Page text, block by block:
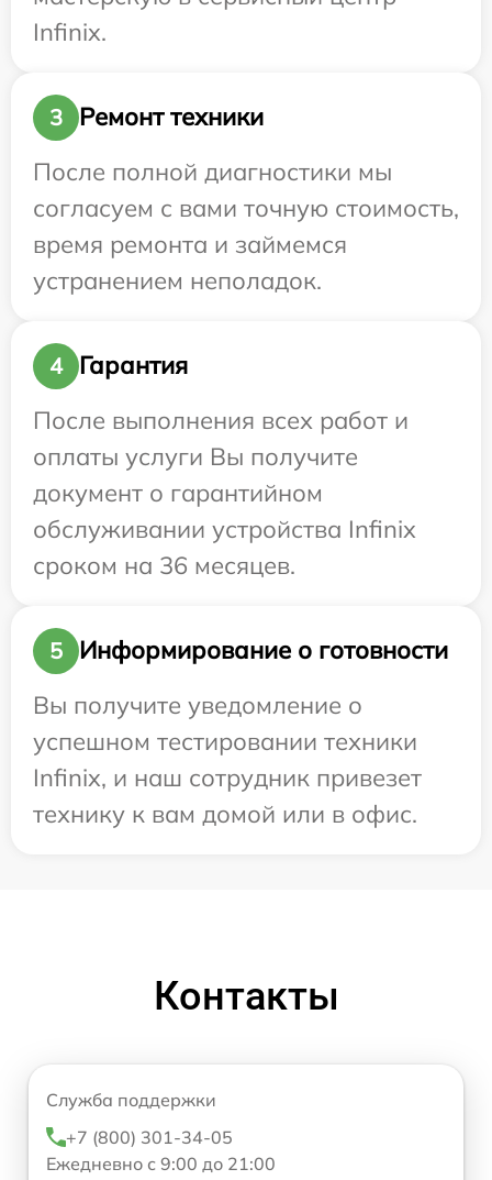
Infinix.
3
Ремонт техники
После полной диагностики мы
согласуем с вами точную стоимость,
время ремонта и займемся
устранением неполадок.
4
Гарантия
После выполнения всех работ и
оплаты услуги Вы получите
документ о гарантийном
обслуживании устройства Infinix
сроком на 36 месяцев.
5
Информирование о готовности
Вы получите уведомление о
успешном тестировании техники
Infinix, и наш сотрудник привезет
технику к вам домой или в офис.
Контакты
Служба поддержки
+7 (800) 301-34-05
Ежедневно с 9:00 до 21:00